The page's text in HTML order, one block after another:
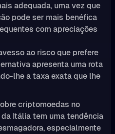
adequada, uma vez que
pode ser mais benéfica
com apreciações
ao risco que prefere
apresenta uma rota
lhe a taxa exata que lhe
criptomoedas no
Itália tem uma tendência
especialmente